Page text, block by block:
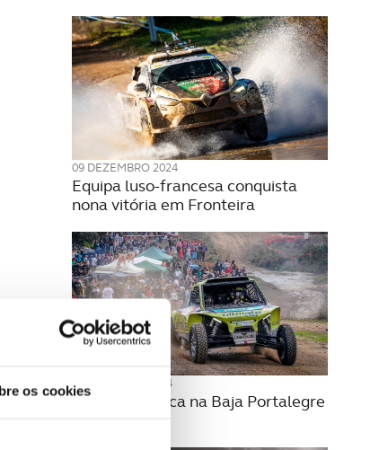
os cookies
09 DEZEMBRO 2024
Equipa luso-francesa conquista
nona vitória em Fronteira
20 OUTUBRO 2024
Vitória histórica na Baja Portalegre